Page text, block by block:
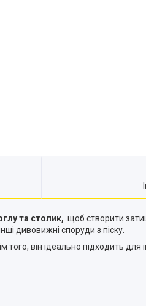
та столик, щоб створити
дивовижні споруди з піску.
він ідеально підходить для